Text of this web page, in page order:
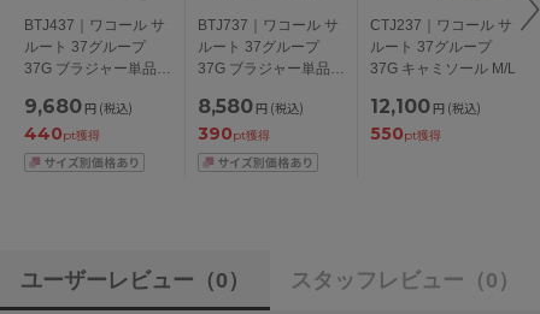
BTJ437｜ワコール サ
ルート 37グループ
37G ブラジャー単品
アンダー 65/70/75cm
9,680 円 (税込)
440pt獲得
BTJ737｜ワコール サ
ルート 37グループ
37G ブラジャー単品
プ アンダー
65/70/75cm
8,580 円 (税込)
390pt獲得
CTJ237｜ワコール サ
ルート 37グループ
37G キャミソール M/L
12,100 円 (税込)
550pt獲得
ユーザーレビュー （0） スタッフレビュー （0）